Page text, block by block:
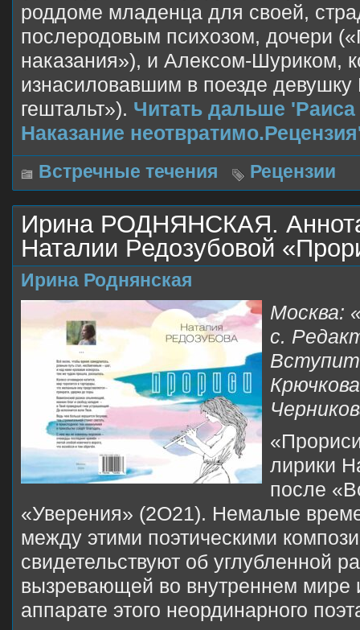
роддоме младенца для своей,
послеродовым психозом, дочери
наказания»), и Алексом-Шуриком,
изнасиловавшим в поезде
гештальт»). Читать дальше
Наказание
Встречные течения Рецензии
Ирина РОДНЯНСКАЯ.
Наталии Редозубовой
Ирина Роднянская
Москва:
с.
лирики
после
«Уверения» (2О21). Немалые
между этими поэтическими
свидетельствуют об углубленной
вызревающей во внутреннем мире
аппарате этого неординарного